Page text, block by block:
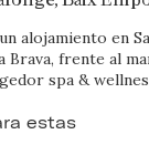
Verificar localizador
alojamiento en
Brava, frente al
spa &
estas